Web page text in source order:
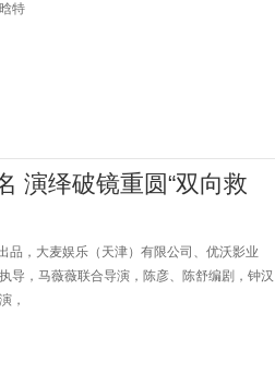
特
演绎破镜重圆“双向救
，大麦娱乐（天津）有限公司、优沃影业
导，马薇薇联合导演，陈彦、陈舒编剧，钟汉
，